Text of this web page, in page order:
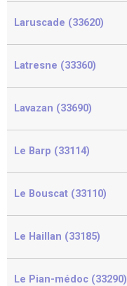
Laruscade (33620)
Latresne (33360)
Lavazan (33690)
Le Barp (33114)
Le Bouscat (33110)
Le Haillan (33185)
Le Pian-médoc (33290)